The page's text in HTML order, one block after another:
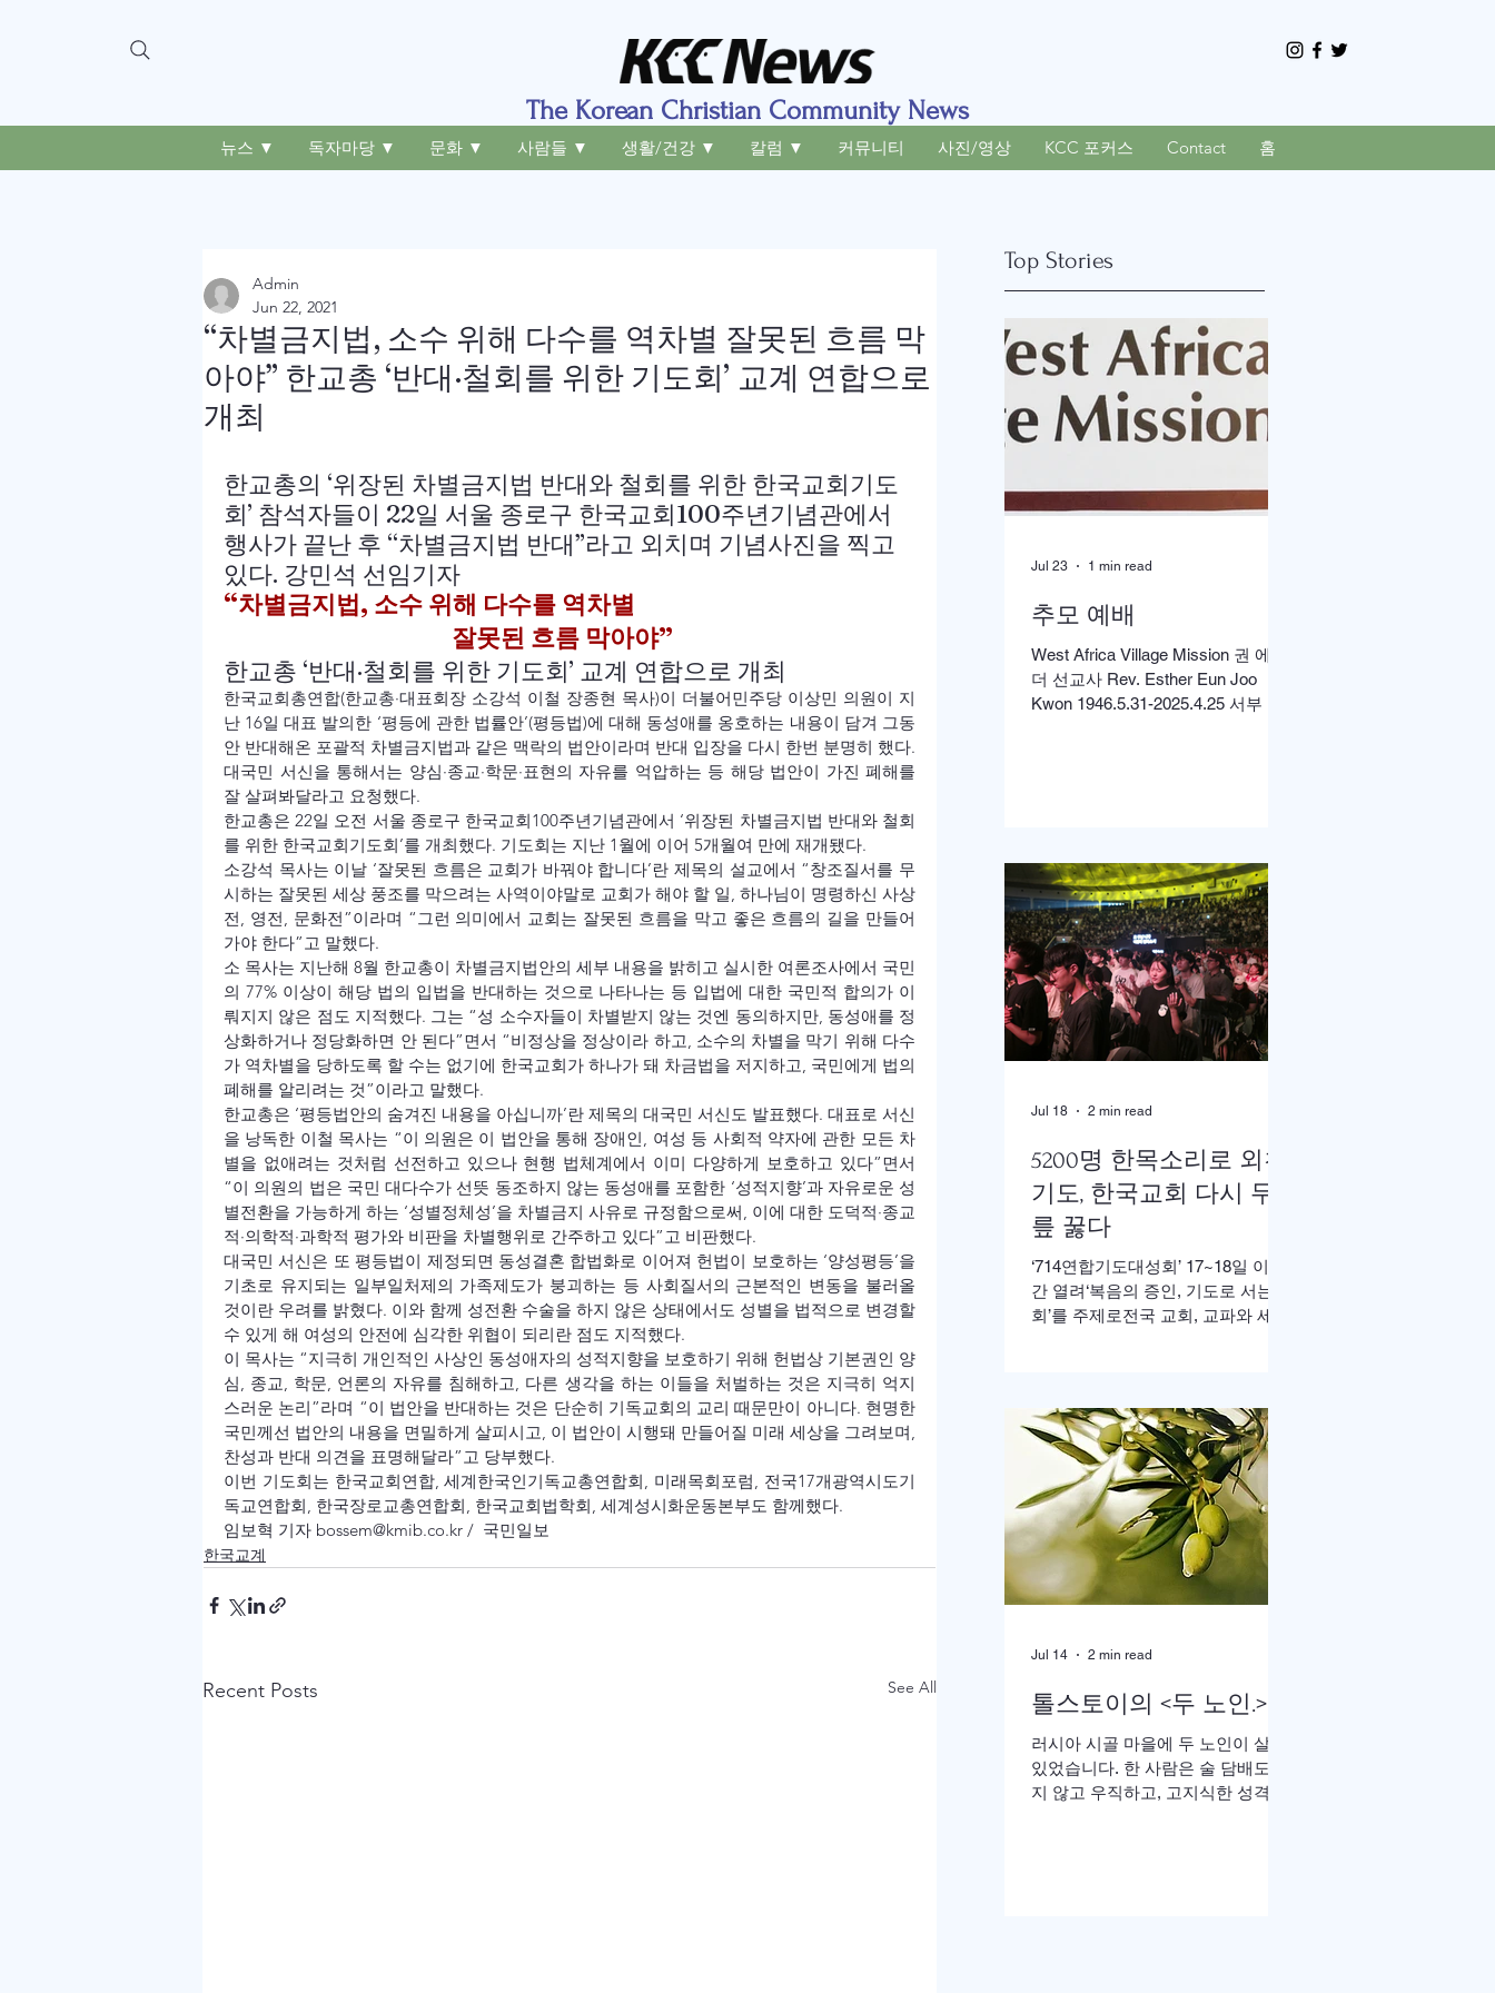
The Korean Christian Community News
뉴스 ▼ 독자마당 ▼ 문화 ▼ 사람들 ▼ 생활/건강 ▼ 칼럼 ▼ 커뮤니티 사진/영상 KCC 포커스 Contact 홈
“차별금지법, 소수 위해 다수를 역차별 잘못된 흐름 막
아야” 한교총 ‘반대·철회를 위한 기도회’ 교계 연합으로
개최
Admin
Jun 22, 2021
한교총의 ‘위장된 차별금지법 반대와 철회를 위한 한국교회기도
회’ 참석자들이 22일 서울 종로구 한국교회100주년기념관에서
행사가 끝난 후 “차별금지법 반대”라고 외치며 기념사진을 찍고
있다. 강민석 선임기자
“차별금지법, 소수 위해 다수를 역차별
잘못된 흐름 막아야”
한교총 ‘반대·철회를 위한 기도회’ 교계 연합으로 개최
한국교회총연합(한교총·대표회장 소강석 이철 장종현 목사)이 더불어민주당 이상민 의원이 지
난 16일 대표 발의한 ‘평등에 관한 법률안’(평등법)에 대해 동성애를 옹호하는 내용이 담겨 그동
안 반대해온 포괄적 차별금지법과 같은 맥락의 법안이라며 반대 입장을 다시 한번 분명히 했다.
대국민 서신을 통해서는 양심·종교·학문·표현의 자유를 억압하는 등 해당 법안이 가진 폐해를
잘 살펴봐달라고 요청했다.
한교총은 22일 오전 서울 종로구 한국교회100주년기념관에서 ‘위장된 차별금지법 반대와 철회
를 위한 한국교회기도회’를 개최했다. 기도회는 지난 1월에 이어 5개월여 만에 재개됐다.
소강석 목사는 이날 ‘잘못된 흐름은 교회가 바꿔야 합니다’란 제목의 설교에서 “창조질서를 무
시하는 잘못된 세상 풍조를 막으려는 사역이야말로 교회가 해야 할 일, 하나님이 명령하신 사상
전, 영전, 문화전”이라며 “그런 의미에서 교회는 잘못된 흐름을 막고 좋은 흐름의 길을 만들어
가야 한다”고 말했다.
소 목사는 지난해 8월 한교총이 차별금지법안의 세부 내용을 밝히고 실시한 여론조사에서 국민
의 77% 이상이 해당 법의 입법을 반대하는 것으로 나타나는 등 입법에 대한 국민적 합의가 이
뤄지지 않은 점도 지적했다. 그는 “성 소수자들이 차별받지 않는 것엔 동의하지만, 동성애를 정
상화하거나 정당화하면 안 된다”면서 “비정상을 정상이라 하고, 소수의 차별을 막기 위해 다수
가 역차별을 당하도록 할 수는 없기에 한국교회가 하나가 돼 차금법을 저지하고, 국민에게 법의
폐해를 알리려는 것”이라고 말했다.
한교총은 ‘평등법안의 숨겨진 내용을 아십니까’란 제목의 대국민 서신도 발표했다. 대표로 서신
을 낭독한 이철 목사는 “이 의원은 이 법안을 통해 장애인, 여성 등 사회적 약자에 관한 모든 차
별을 없애려는 것처럼 선전하고 있으나 현행 법체계에서 이미 다양하게 보호하고 있다”면서
“이 의원의 법은 국민 대다수가 선뜻 동조하지 않는 동성애를 포함한 ‘성적지향’과 자유로운 성
별전환을 가능하게 하는 ‘성별정체성’을 차별금지 사유로 규정함으로써, 이에 대한 도덕적·종교
적·의학적·과학적 평가와 비판을 차별행위로 간주하고 있다”고 비판했다.
대국민 서신은 또 평등법이 제정되면 동성결혼 합법화로 이어져 헌법이 보호하는 ‘양성평등’을
기초로 유지되는 일부일처제의 가족제도가 붕괴하는 등 사회질서의 근본적인 변동을 불러올
것이란 우려를 밝혔다. 이와 함께 성전환 수술을 하지 않은 상태에서도 성별을 법적으로 변경할
수 있게 해 여성의 안전에 심각한 위협이 되리란 점도 지적했다.
이 목사는 “지극히 개인적인 사상인 동성애자의 성적지향을 보호하기 위해 헌법상 기본권인 양
심, 종교, 학문, 언론의 자유를 침해하고, 다른 생각을 하는 이들을 처벌하는 것은 지극히 억지
스러운 논리”라며 “이 법안을 반대하는 것은 단순히 기독교회의 교리 때문만이 아니다. 현명한
국민께선 법안의 내용을 면밀하게 살피시고, 이 법안이 시행돼 만들어질 미래 세상을 그려보며,
찬성과 반대 의견을 표명해달라”고 당부했다.
이번 기도회는 한국교회연합, 세계한국인기독교총연합회, 미래목회포럼, 전국17개광역시도기
독교연합회, 한국장로교총연합회, 한국교회법학회, 세계성시화운동본부도 함께했다.
임보혁 기자 bossem@kmib.co.kr /  국민일보
한국교계
Recent Posts See All
Top Stories
추모 예배
West Africa Village Mission 권 에스
더 선교사 Rev. Esther Eun Joo
Kwon 1946.5.31-2025.4.25 서부 아
선교사 추모예배를 열었다. 선교사
역 이전에 정동교회를 섬기며 청소
년 교사로 헌신했던 권은주를 기억
하고 있는 일부교인들과 연세대학
동문, 그리고 이화 동문 다수가 참여
한 가운데 이병도 목사가 추모예배
를 인도했다. 찬송 606장, 반주강혜
진 집사, 기도 장혜경 장로, 성경봉
동교회/ 이화동기), / 주미야 권사(신
남옥 이화동기/경희대명예교수 / "저
장미꽃위에 이슬 "등 추모순서
Jul 23 1 min read
5200명 한목소리로 외친
기도, 한국교회 다시 무
릎 꿇다
‘714연합기도대성회’ 17~18일 이틀
간 열려‘복음의 증인, 기도로 서는 교
회’를 주제로전국 교회, 교파와 세대
저녁 서울 송파구 잠실학생체육관.
찬양 ‘우리 오늘 눈물로’가 나오자
5200여명의 성도들이 하나둘 자리
에서 일어섰다. “오래 황폐하였던 이
땅”이라는 가사가 울려 퍼질 때는 두
손을 높이 든 채 눈을 감고 기도하는
이들의 모습이 곳곳에 눈에 띄었다.
어떤 이는 손수건으로 눈물을 훔쳤
고, 어떤 이는 두 손을 맞잡은 채 나
다. 714연합기도운동본부(공동대표
한 ‘714연합기도대성회’가 이날 ‘복
로 막을 올렸다. 18일까지 이어지는
이번 집회는 교파와 세대를 넘어 한
국교회의 영적 각성과 회복, 나라와
Jul 18 2 min read
톨스토이의 <두 노인.>
러시아 시골 마을에 두 노인이 살고
있었습니다. 한 사람은 술 담배도 하
지 않고 우직하고, 고지식한 성격으
Jul 14 2 min read